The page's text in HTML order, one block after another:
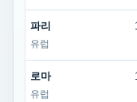
파리
유럽
로마
유럽